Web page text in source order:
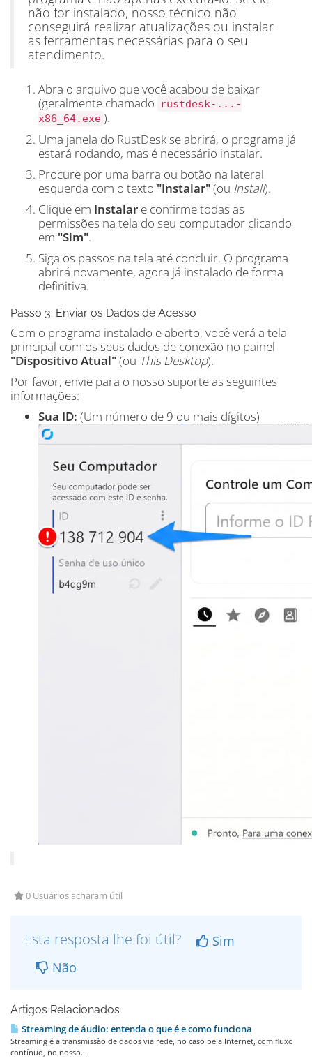
não for instalado, nosso técnico não
conseguirá realizar atualizações ou instalar
as ferramentas necessárias para o seu
atendimento.
Abra o arquivo que você acabou de baixar
(geralmente chamado
rustdesk-...-
x86_64.exe ).
Uma janela do RustDesk se abrirá, o programa já
estará rodando, mas é necessário instalar.
Procure por uma barra ou botão na lateral
esquerda com o texto "Instalar"(ou Install).
Clique em Instalar e confirme todas as
permissões na tela do seu computador clicando
em "Sim".
Siga os passos na tela até concluir. O programa
abrirá novamente, agora já instalado de forma
definitiva.
Passo 3: Enviar os Dados de Acesso
Com o programa instalado e aberto, você verá a tela
principal com os seus dados de conexão no painel
"Dispositivo Atual"(ou This Desktop).
Por favor, envie para o nosso suporte as seguintes
informações:
Sua ID: (Um número de 9 ou mais dígitos)
0 Usuários acharam útil
Esta resposta lhe foi útil?
Sim
Não
Artigos Relacionados
Streaming de áudio: entenda o que é e como funciona
Streaming é a transmissão de dados via rede, no caso pela Internet, com fluxo
contínuo, no nosso...